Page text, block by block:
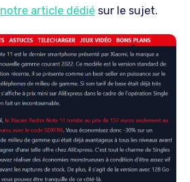
notre article dédié sur le sujet.